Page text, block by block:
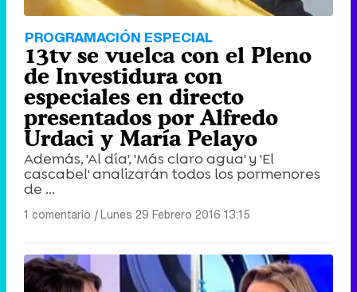
PROGRAMACIÓN ESPECIAL
13tv se vuelca con el Pleno
de Investidura con
especiales en directo
presentados por Alfredo
Urdaci y María Pelayo
Además, 'Al día', 'Más claro agua' y 'El
cascabel' analizarán todos los pormenores
de ...
1 comentario |Lunes 29 Febrero 2016 13:15